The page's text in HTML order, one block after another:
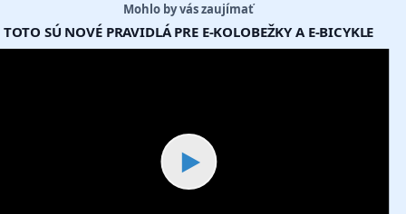
Mohlo by vás zaujímať
TOTO SÚ NOVÉ PRAVIDLÁ PRE E-KOLOBEŽKY A E-BICYKLE
▶